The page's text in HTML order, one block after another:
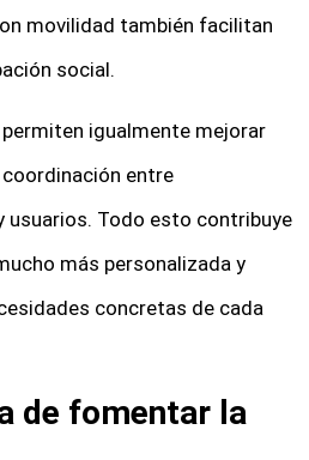
movilidad también facilitan
social.
igualmente mejorar
entre
usuarios. Todo esto contribuye
más personalizada y
concretas de cada
de fomentar la